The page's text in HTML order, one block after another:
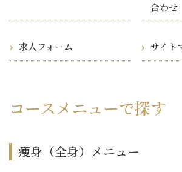
合わせ
求人フォーム サイト
コースメニューで探す
痩身（全身）メニュー